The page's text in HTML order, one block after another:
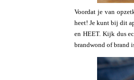
Voordat je van
heet! Je kunt bij dit
en HEET. Kijk dus
brandwond of brand